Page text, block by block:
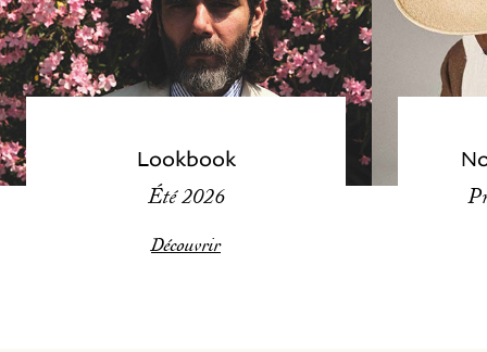
Lookbook
Été 2026
Découvrir